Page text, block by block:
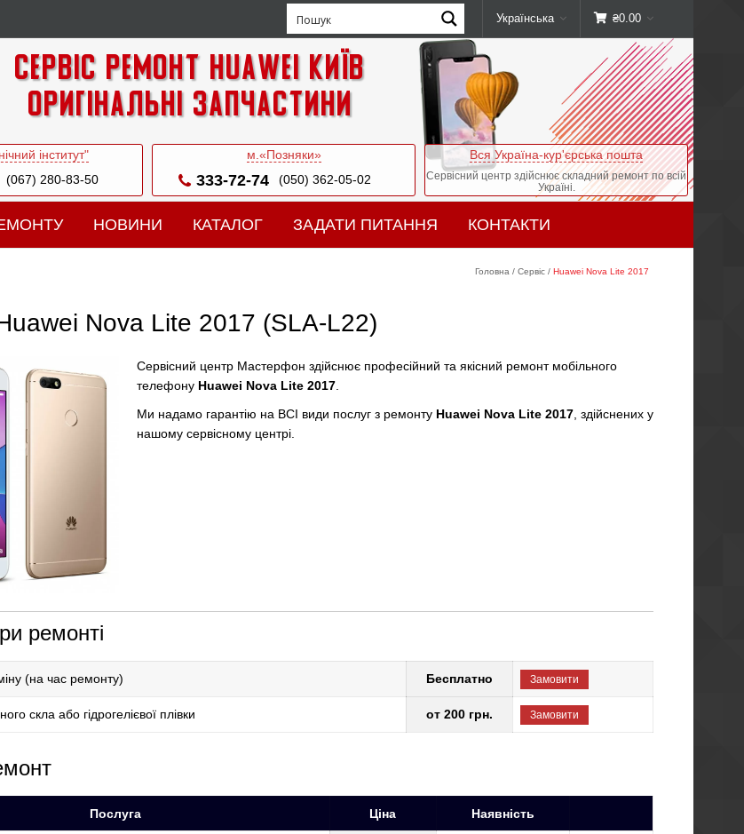
Українська ₴0.00
Сервіс ремонт Huawei Київ
Оригінальні запчастини
інститут"
(067) 280-83-50
м.«Позняки»
333-72-74 (050) 362-05-02
Вся Україна-кур'єрська пошта
Сервісний центр здійснює складний ремонт по всій
Україні.
НОВИНИ КАТАЛОГ ЗАДАТИ ПИТАННЯ КОНТАКТИ
Головна / Сервіс / Huawei Nova Lite 2017
Nova Lite 2017 (SLA-L22)
Сервісний центр Мастерфон здійснює професійний та якісний ремонт мобільного
телефону Huawei Nova Lite 2017.
Ми надамо гарантію на ВСІ види послуг з ремонту Huawei Nova Lite 2017, здійснених у
нашому сервісному центрі.
ремонті
(на час ремонту) Бесплатно Замовити
скла або гідрогелієвої плівки от 200 грн. Замовити
Послуга Ціна Наявність